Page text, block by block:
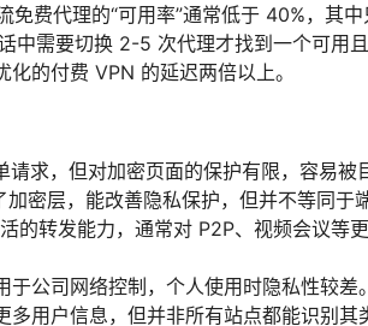
费代理的“可用率”通常低于 40%，其
中需要切换 2-5 次代理才找到一个可用
的付费 VPN 的延迟两倍以上。
求，但对加密页面的保护有限，容易被
密层，能改善隐私保护，但并不等同于
的转发能力，通常对 P2P、视频会议等
公司网络控制，个人使用时隐私性较差
多用户信息，但并非所有站点都能识别